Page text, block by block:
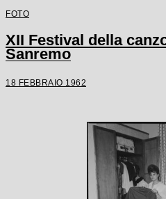
FOTO
XII Festival della
Sanremo
18 FEBBRAIO 1962